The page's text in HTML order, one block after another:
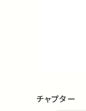
チャプター